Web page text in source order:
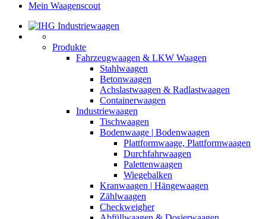
Mein Waagenscout
Produkte
Fahrzeugwaagen & LKW Waagen
Stahlwaagen
Betonwaagen
Achslastwaagen & Radlastwaagen
Containerwaagen
Industriewaagen
Tischwaagen
Bodenwaage | Bodenwaagen
Plattformwaage, Plattformwaagen
Durchfahrwaagen
Palettenwaagen
Wiegebalken
Kranwaagen | Hängewaagen
Zählwaagen
Checkweigher